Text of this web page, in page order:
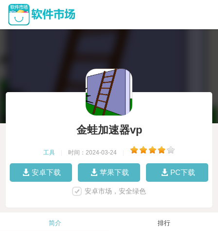
金蛙加速器vp
工具 时间：2024-03-24
安卓下载 苹果下载 PC下载
安卓市场，安全绿色
简介 排行